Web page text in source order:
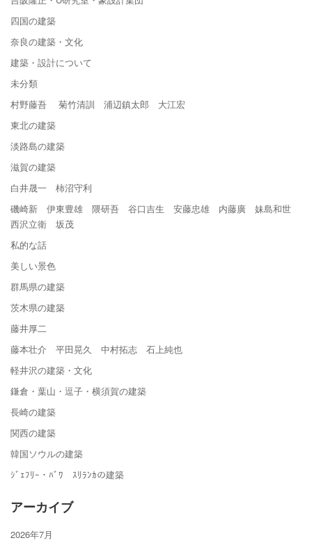
四国の建築
奈良の建築・文化
建築・設計について
未分類
村野藤吾 菊竹清訓 浦辺鎮太郎 大江宏
東北の建築
淡路島の建築
滋賀の建築
白井晟一 柿沼守利
磯崎新 伊東豊雄 隈研吾 谷口吉生 安藤忠雄 内藤廣 妹島和世
西沢立衛 坂茂
私的な話
美しい景色
群馬県の建築
茨木県の建築
藤井厚二
藤本壮介 平田晃久 中村拓志 石上純也
軽井沢の建築・文化
鎌倉・葉山・逗子・横須賀の建築
長崎の建築
関西の建築
韓国ソウルの建築
ｼﾞｪﾌﾘｰ・ﾊﾞﾜ ｽﾘﾗﾝｶの建築
アーカイブ
2026年7月